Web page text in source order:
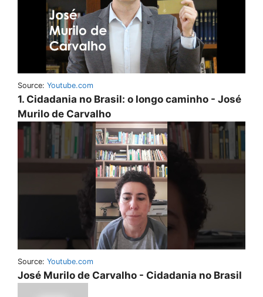
Source: Youtube.com
1. Cidadania no Brasil: o longo caminho - José
Murilo de Carvalho
Source: Youtube.com
José Murilo de Carvalho - Cidadania no Brasil